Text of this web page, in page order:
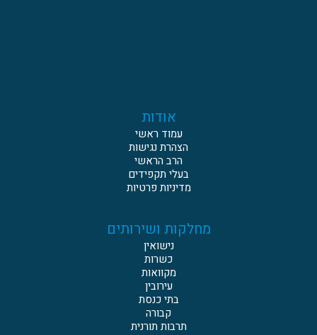
אודות
עמוד ראשי
הצהרת נגישות
הרב הראשי
בעלי תקפידים
מדיניות פרטיות
מחלקות ושירותים
נישואין
כשרות
מקוואות
עירובין
בתי כנסת
קבורה
תרבות תורנית